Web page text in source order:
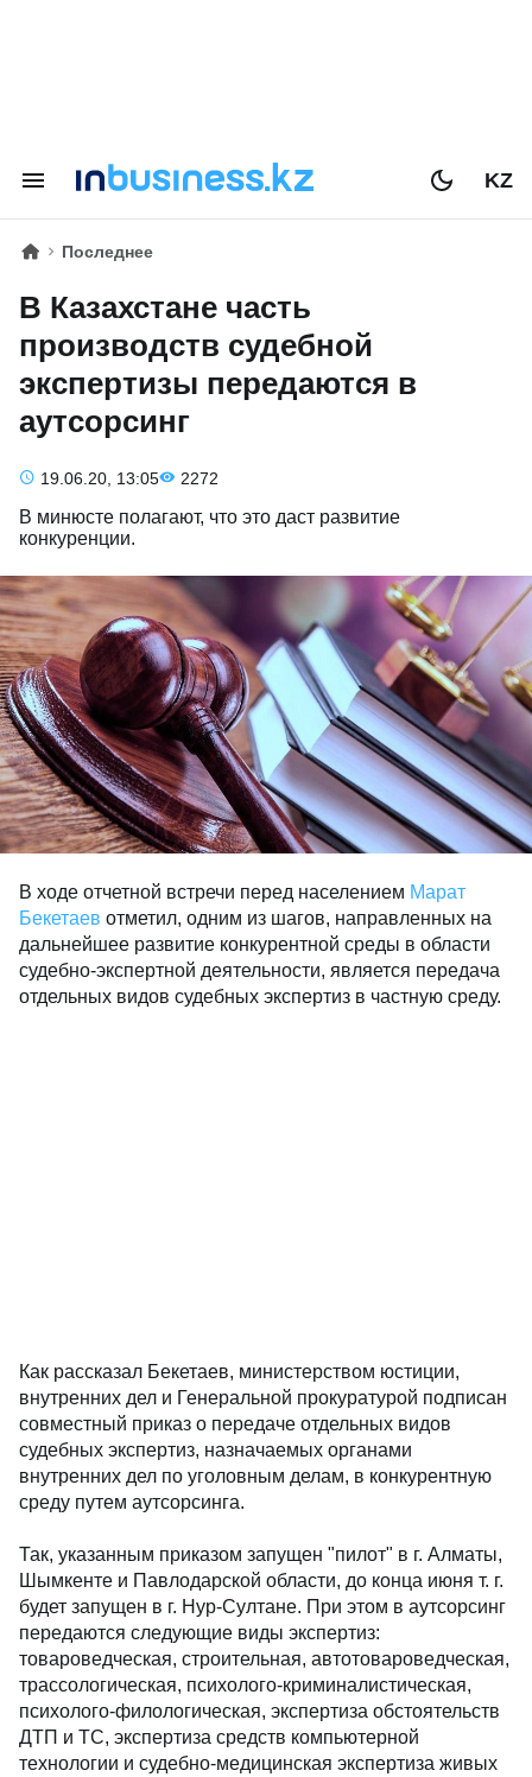
KZ
Последнее
В Казахстане часть
производств судебной
экспертизы передаются в
аутсорсинг
19.06.20, 13:05 2272
В минюсте полагают, что это даст развитие
конкуренции.
В ходе отчетной встречи перед населением Марат
Бекетаев отметил, одним из шагов, направленных на
дальнейшее развитие конкурентной среды в области
судебно-экспертной деятельности, является передача
отдельных видов судебных экспертиз в частную среду.
Как рассказал Бекетаев, министерством юстиции,
внутренних дел и Генеральной прокуратурой подписан
совместный приказ о передаче отдельных видов
судебных экспертиз, назначаемых органами
внутренних дел по уголовным делам, в конкурентную
среду путем аутсорсинга.
Так, указанным приказом запущен "пилот" в г. Алматы,
Шымкенте и Павлодарской области, до конца июня т. г.
будет запущен в г. Нур-Султане. При этом в аутсорсинг
передаются следующие виды экспертиз:
товароведческая, строительная, автотовароведческая,
трассологическая, психолого-криминалистическая,
психолого-филологическая, экспертиза обстоятельств
ДТП и ТС, экспертиза средств компьютерной
технологии и судебно-медицинская экспертиза живых